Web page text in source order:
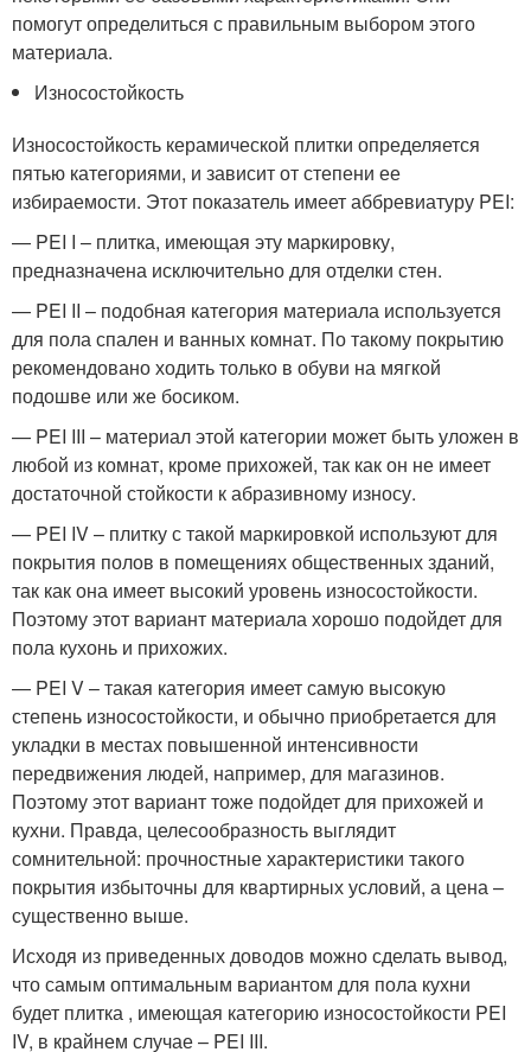
помогут определиться с правильным выбором этого
материала.
Износостойкость
Износостойкость керамической плитки определяется
пятью категориями, и зависит от степени ее
избираемости. Этот показатель имеет аббревиатуру PEI:
— PEI I – плитка, имеющая эту маркировку,
предназначена исключительно для отделки стен.
— PEI II – подобная категория материала используется
для пола спален и ванных комнат. По такому покрытию
рекомендовано ходить только в обуви на мягкой
подошве или же босиком.
— PEI III – материал этой категории может быть уложен в
любой из комнат, кроме прихожей, так как он не имеет
достаточной стойкости к абразивному износу.
— PEI IV – плитку с такой маркировкой используют для
покрытия полов в помещениях общественных зданий,
так как она имеет высокий уровень износостойкости.
Поэтому этот вариант материала хорошо подойдет для
пола кухонь и прихожих.
— PEI V – такая категория имеет самую высокую
степень износостойкости, и обычно приобретается для
укладки в местах повышенной интенсивности
передвижения людей, например, для магазинов.
Поэтому этот вариант тоже подойдет для прихожей и
кухни. Правда, целесообразность выглядит
сомнительной: прочностные характеристики такого
покрытия избыточны для квартирных условий, а цена –
существенно выше.
Исходя из приведенных доводов можно сделать вывод,
что самым оптимальным вариантом для пола кухни
будет плитка , имеющая категорию износостойкости PEI
IV, в крайнем случае – PEI III.